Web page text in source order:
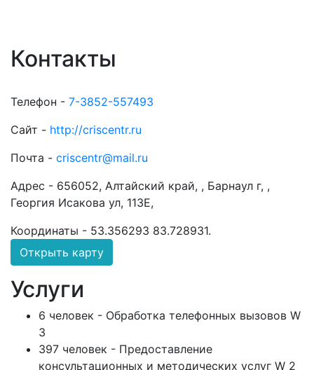
Контакты
Телефон - 7-3852-557493
Сайт - http://criscentr.ru
Почта - criscentr@mail.ru
Адрес - 656052, Алтайский край, , Барнаул г, ,
Георгия Исакова ул, 113Е,
Координаты - 53.356293 83.728931.
Открыть карту
Услуги
6 человек - Обработка телефонных вызовов W
3
397 человек - Предоставление
консультационных и методических услуг W 2